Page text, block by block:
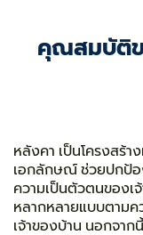
คุณสมบัติข
หลังคา เป็นโครงสร้
เอกลักษณ์ ช่วยปกป้อ
ความเป็นตัวตนของเ
หลากหลายแบบตาม
เจ้าของบ้าน นอกจา